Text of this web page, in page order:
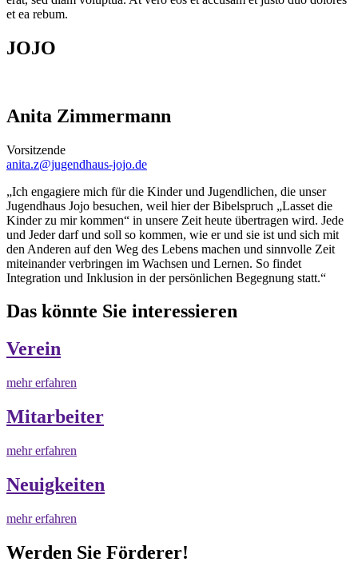
et ea rebum.
JOJO
Anita Zimmermann
Vorsitzende
anita.z@jugendhaus-jojo.de
„Ich engagiere mich für die Kinder und Jugendlichen, die unser
Jugendhaus Jojo besuchen, weil hier der Bibelspruch „Lasset die
Kinder zu mir kommen“ in unsere Zeit heute übertragen wird. Jede
und Jeder darf und soll so kommen, wie er und sie ist und sich mit
den Anderen auf den Weg des Lebens machen und sinnvolle Zeit
miteinander verbringen im Wachsen und Lernen. So findet
Integration und Inklusion in der persönlichen Begegnung statt.“
Das könnte Sie interessieren
Verein
mehr erfahren
Mitarbeiter
mehr erfahren
Neuigkeiten
mehr erfahren
Werden Sie Förderer!